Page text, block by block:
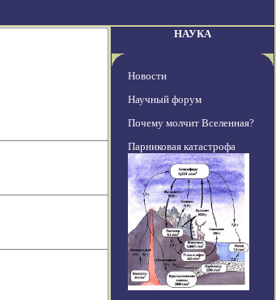
НАУКА
Новости
Научный форум
Почему молчит Вселенная?
Парниковая катастрофа